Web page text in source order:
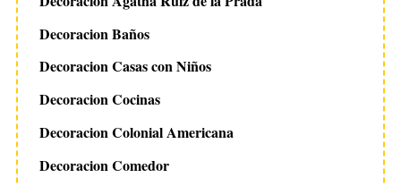
Decoracion Baños
Decoracion Casas con Niños
Decoracion Cocinas
Decoracion Colonial Americana
Decoracion Comedor